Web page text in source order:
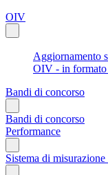
OIV
Aggiornamento
OIV - in formato
Bandi di concorso
Bandi di concorso
Performance
Sistema di